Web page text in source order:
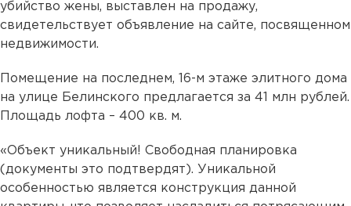
убийство жены, выставлен на продажу,
свидетельствует объявление на сайте, посвященном
недвижимости.
Помещение на последнем, 16-м этаже элитного дома
на улице Белинского предлагается за 41 млн рублей.
Площадь лофта – 400 кв. м.
«Объект уникальный! Свободная планировка
(документы это подтвердят). Уникальной
особенностью является конструкция данной